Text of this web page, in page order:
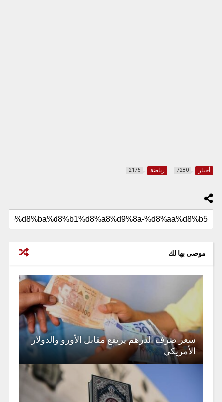
أخبار 7280 رياضة 2175
موصى بها لك
سعر صرف الدرهم يرتفع مقابل الأورو والدولار
الأمريكي